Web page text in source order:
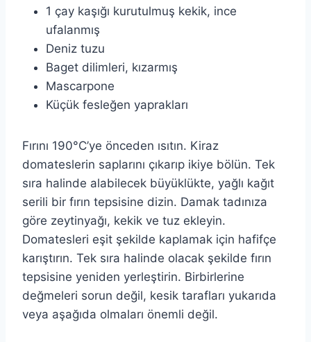
1 çay kaşığı kurutulmuş kekik, ince
ufalanmış
Deniz tuzu
Baget dilimleri, kızarmış
Mascarpone
Küçük fesleğen yaprakları
Fırını 190°C’ye önceden ısıtın. Kiraz
domateslerin saplarını çıkarıp ikiye bölün. Tek
sıra halinde alabilecek büyüklükte, yağlı kağıt
serili bir fırın tepsisine dizin. Damak tadınıza
göre zeytinyağı, kekik ve tuz ekleyin.
Domatesleri eşit şekilde kaplamak için hafifçe
karıştırın. Tek sıra halinde olacak şekilde fırın
tepsisine yeniden yerleştirin. Birbirlerine
değmeleri sorun değil, kesik tarafları yukarıda
veya aşağıda olmaları önemli değil.